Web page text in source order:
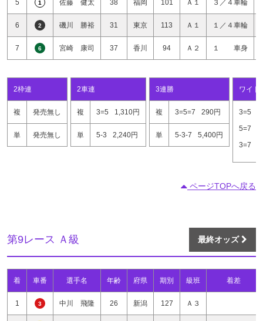
5 1 佐藤 健太 38 福岡 101 Ａ１ ３／４車輪
6 2 磯川 勝裕 31 東京 113 Ａ１ １／４車輪
7 6 宮崎 康司 37 香川 94 Ａ２ １ 車身
2枠連
複 発売無し
単 発売無し
2車連
複 3=5 1,310円
単 5-3 2,240円
3連勝
複 3=5=7 290円
単 5-3-7 5,400円
ワイド
3=5
5=7
3=7
ページTOPへ戻る
第9レース Ａ級 最終オッズ
着 車番 選手名 年齢 府県 期別 級班 着差
1 3 中川 飛隆 26 新潟 127 Ａ３